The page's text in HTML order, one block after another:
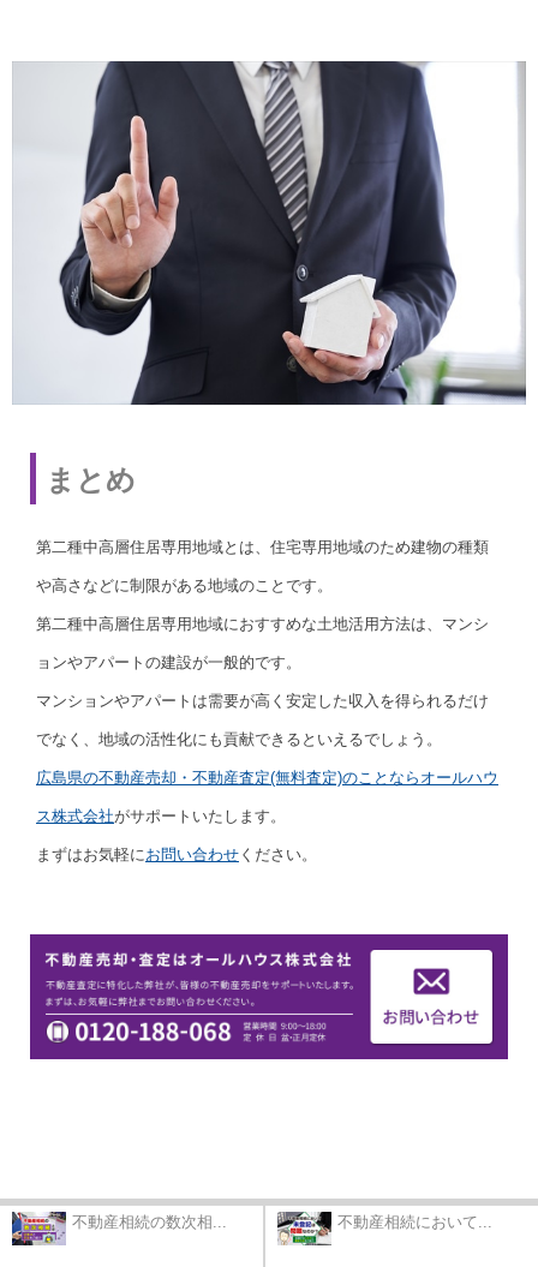
まとめ
第二種中高層住居専用地域とは、住宅専用地域のため建物の種類
や高さなどに制限がある地域のことです。
第二種中高層住居専用地域におすすめな土地活用方法は、マンシ
ョンやアパートの建設が一般的です。
マンションやアパートは需要が高く安定した収入を得られるだけ
でなく、地域の活性化にも貢献できるといえるでしょう。
広島県の不動産売却・不動産査定(無料査定)のことならオールハウ
ス株式会社がサポートいたします。
まずはお気軽に お問い合わせ ください。
不動産相続の数次相... 不動産相続において...